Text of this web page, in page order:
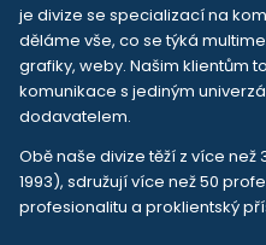
je divize se specializací na
děláme vše, co se týká
grafiky, weby. Našim klientům
komunikace s jediným
dodavatelem.
Obě naše divize těží z více
1993), sdružují více než 50
profesionalitu a proklientský